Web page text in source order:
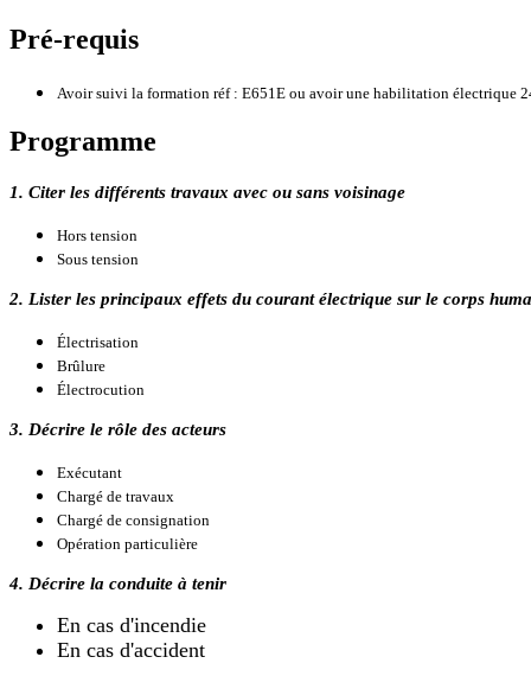
Pré-requis
Avoir suivi la formation réf : E651E ou avoir une habilitation électrique
Programme
1. Citer les différents travaux avec ou sans voisinage
Hors tension
Sous tension
2. Lister les principaux effets du courant électrique sur le corps
Électrisation
Brûlure
Électrocution
3. Décrire le rôle des acteurs
Exécutant
Chargé de travaux
Chargé de consignation
Opération particulière
4. Décrire la conduite à tenir
En cas d'incendie
En cas d'accident